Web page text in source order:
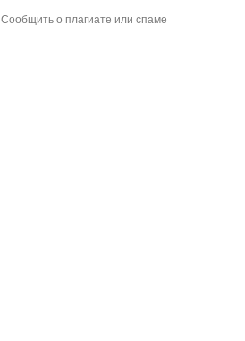
Сообщить о плагиате или спаме